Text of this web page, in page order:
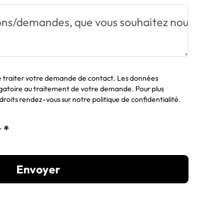
traiter votre demande de contact. Les données
au traitement de votre demande. Pour plus
rendez-vous sur notre politique de confidentialité.
Envoyer